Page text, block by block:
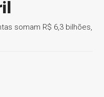
somam R$ 6,3 bilhões,